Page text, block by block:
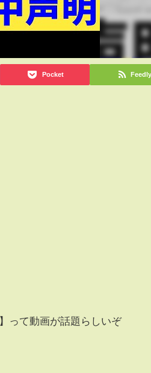
Pocket Feedly
って動画が話題らしいぞ